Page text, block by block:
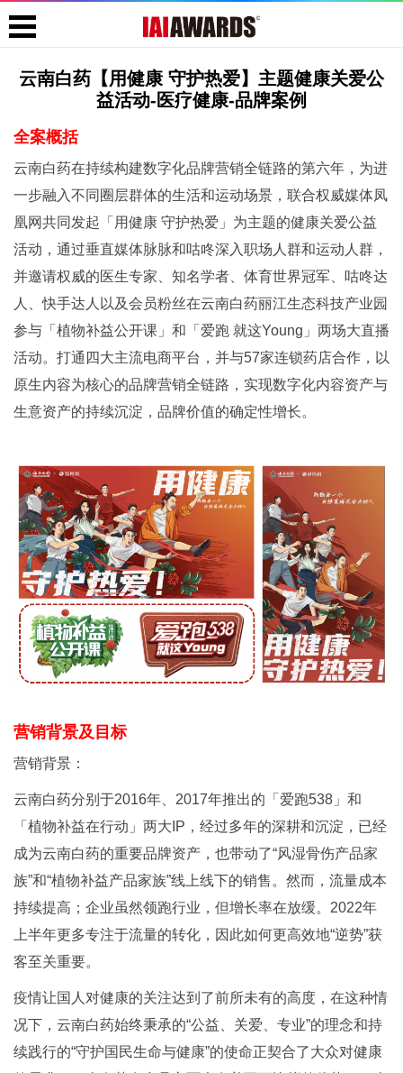
云南白药【用健康 守护热爱】主题健康关爱公
益活动-医疗健康-品牌案例
全案概括
云南白药在持续构建数字化品牌营销全链路的第六年，为进
一步融入不同圈层群体的生活和运动场景，联合权威媒体凤
凰网共同发起「用健康 守护热爱」为主题的健康关爱公益
活动，通过垂直媒体脉脉和咕咚深入职场人群和运动人群，
并邀请权威的医生专家、知名学者、体育世界冠军、咕咚达
人、快手达人以及会员粉丝在云南白药丽江生态科技产业园
参与「植物补益公开课」和「爱跑 就这Young」两场大直播
活动。打通四大主流电商平台，并与57家连锁药店合作，以
原生内容为核心的品牌营销全链路，实现数字化内容资产与
生意资产的持续沉淀，品牌价值的确定性增长。
营销背景及目标
营销背景：
云南白药分别于2016年、2017年推出的「爱跑538」和
「植物补益在行动」两大IP，经过多年的深耕和沉淀，已经
成为云南白药的重要品牌资产，也带动了“风湿骨伤产品家
族”和“植物补益产品家族”线上线下的销售。然而，流量成本
持续提高；企业虽然领跑行业，但增长率在放缓。2022年
上半年更多专注于流量的转化，因此如何更高效地“逆势”获
客至关重要。
疫情让国人对健康的关注达到了前所未有的高度，在这种情
况下，云南白药始终秉承的“公益、关爱、专业”的理念和持
续践行的“守护国民生命与健康”的使命正契合了大众对健康